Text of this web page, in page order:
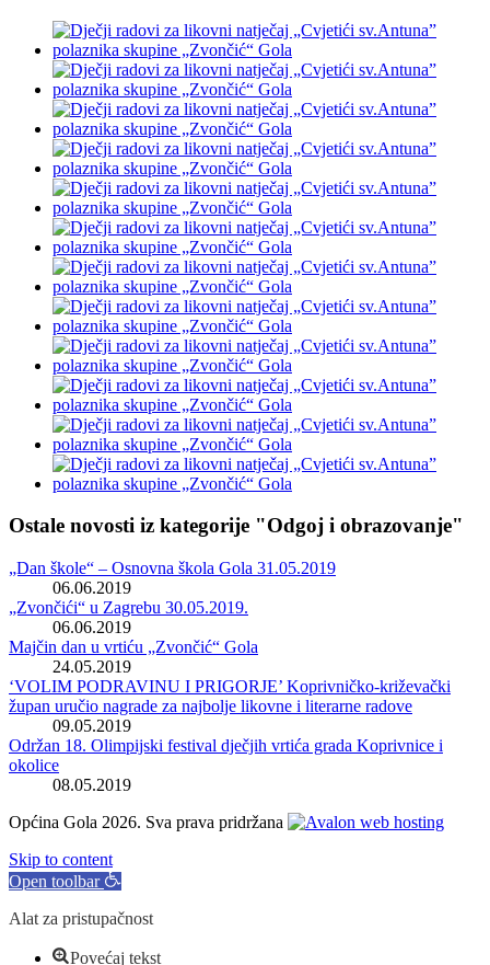
Ostale novosti iz kategorije "Odgoj i obrazovanje"
„Dan škole“ – Osnovna škola Gola 31.05.2019
06.06.2019
„Zvončići“ u Zagrebu 30.05.2019.
06.06.2019
Majčin dan u vrtiću „Zvončić“ Gola
24.05.2019
‘VOLIM PODRAVINU I PRIGORJE’ Koprivničko-križevački
župan uručio nagrade za najbolje likovne i literarne radove
09.05.2019
Održan 18. Olimpijski festival dječjih vrtića grada Koprivnice i
okolice
08.05.2019
Općina Gola 2026. Sva prava pridržana
Skip to content
Open toolbar
Alat za pristupačnost
Povećaj tekst